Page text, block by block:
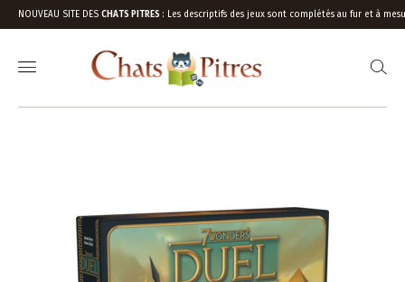
NOUVEAU SITE DES CHATS PITRES : Les descriptifs des jeux sont complétés au fur et à